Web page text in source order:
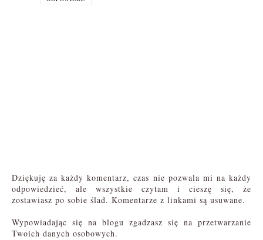
Dziękuję za każdy komentarz, czas nie pozwala mi na każdy
odpowiedzieć, ale wszystkie czytam i cieszę się, że
zostawiasz po sobie ślad. Komentarze z linkami są usuwane.
Wypowiadając się na blogu zgadzasz się na przetwarzanie
Twoich danych osobowych.